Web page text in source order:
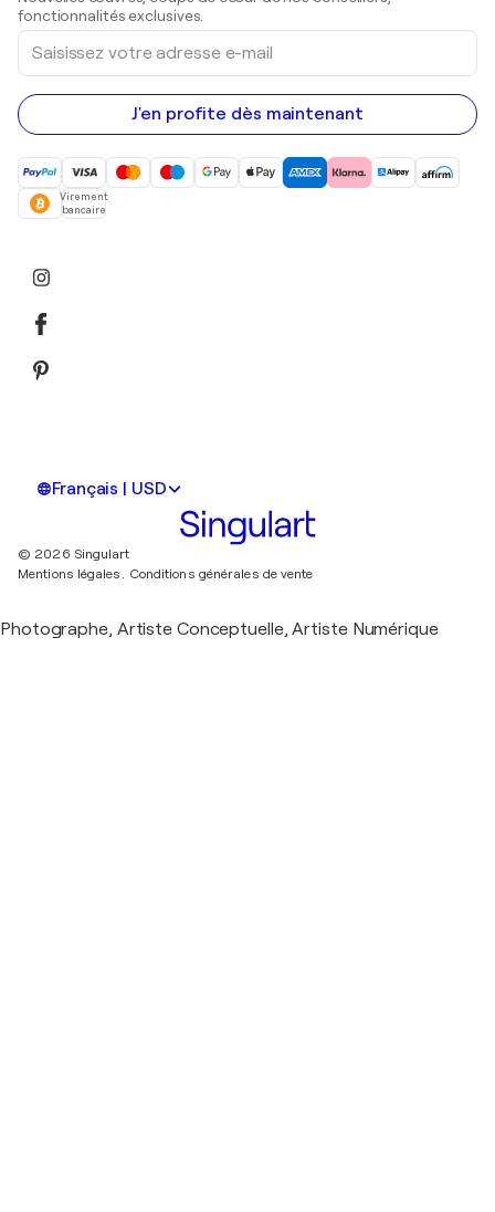
Peintures acryliques
fonctionnalités exclusives.
Saisissez
votre
adresse
e-
mail
J'en profite dès maintenant
Virement
bancaire
Français | USD
© 2026 Singulart
Mentions légales.
Conditions générales de vente
Photographe, Artiste Conceptuelle, Artiste Numérique